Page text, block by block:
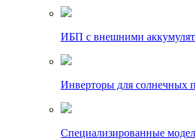
ИБП с внешними
Инверторы для солнечных
Специализированные